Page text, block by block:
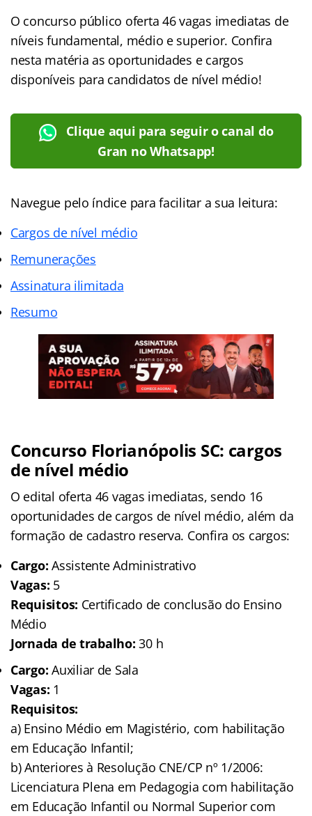
O concurso público oferta 46 vagas imediatas de
níveis fundamental, médio e superior. Confira
nesta matéria as oportunidades e cargos
disponíveis para candidatos de nível médio!
Clique aqui para seguir o canal do
Gran no Whatsapp!
Navegue pelo índice para facilitar a sua leitura:
Cargos de nível médio
Remunerações
Assinatura ilimitada
Resumo
Concurso Florianópolis SC: cargos
de nível médio
O edital oferta 46 vagas imediatas, sendo 16
oportunidades de cargos de nível médio, além da
formação de cadastro reserva. Confira os cargos:
Cargo: Assistente Administrativo
Vagas: 5
Requisitos: Certificado de conclusão do Ensino
Médio
Jornada de trabalho: 30 h
Cargo: Auxiliar de Sala
Vagas: 1
Requisitos:
a) Ensino Médio em Magistério, com habilitação
em Educação Infantil;
b) Anteriores à Resolução CNE/CP nº 1/2006:
Licenciatura Plena em Pedagogia com habilitação
em Educação Infantil ou Normal Superior com